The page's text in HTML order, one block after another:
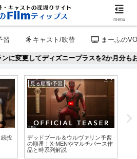
習 キャスト/吹替 まーふの
ズニープラスを2か月分もお得に！／👈
続投
見る順番/予習
デッドプール＆ウルヴァリン予習
の順番！X-MENやマルチバース作
品と時系列解説
menu